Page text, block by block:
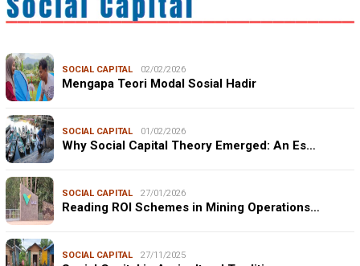
SOCIAL CAPITAL 02/02/2026
Mengapa Teori Modal Sosial Hadir
SOCIAL CAPITAL 01/02/2026
Why Social Capital Theory Emerged: An Es…
SOCIAL CAPITAL 27/01/2026
Reading ROI Schemes in Mining Operations…
SOCIAL CAPITAL 27/11/2025